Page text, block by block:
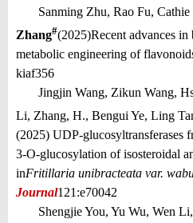
Sanming Zhu, Rao Fu,
Zhang#(2025)Recent advances
metabolic engineering of
kiaf356
Jingjin Wang, Zikun Wang,
Li, Zhang, H., Bengui Ye, Ling
(2025) UDP-glucosyltransferases
3-O-glucosylation of isosteroidal
inFritillaria unibracteata var.
Journal121:e70042
Shengjie You, Yu Wu, Wen